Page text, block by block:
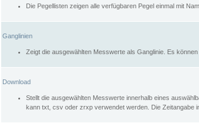
Die Pegellisten zeigen alle verfügbaren Pegel einmal mit
Ganglinien
Zeigt die ausgewählten Messwerte als Ganglinie. Es
Download
Stellt die ausgewählten Messwerte innerhalb eines
kann txt, csv oder zrxp verwendet werden. Die Zeitangabe